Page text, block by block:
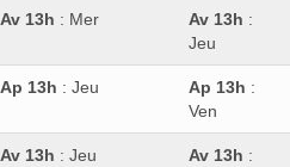
Av 13h : Mer Av 13h :
Jeu
Ap 13h : Jeu Ap 13h :
Ven
Av 13h : Jeu Av 13h :